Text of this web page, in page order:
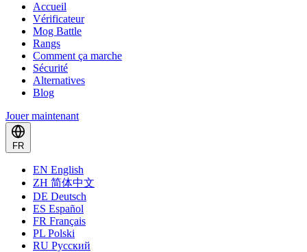
Accueil
Vérificateur
Mog Battle
Rangs
Comment ça marche
Sécurité
Alternatives
Blog
Jouer maintenant
FR
EN English
ZH 简体中文
DE Deutsch
ES Español
FR Français
PL Polski
RU Русский